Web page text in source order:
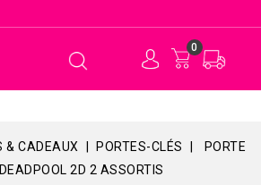
0
& CADEAUX PORTES-CLÉS
PORTE
2D 2 ASSORTIS